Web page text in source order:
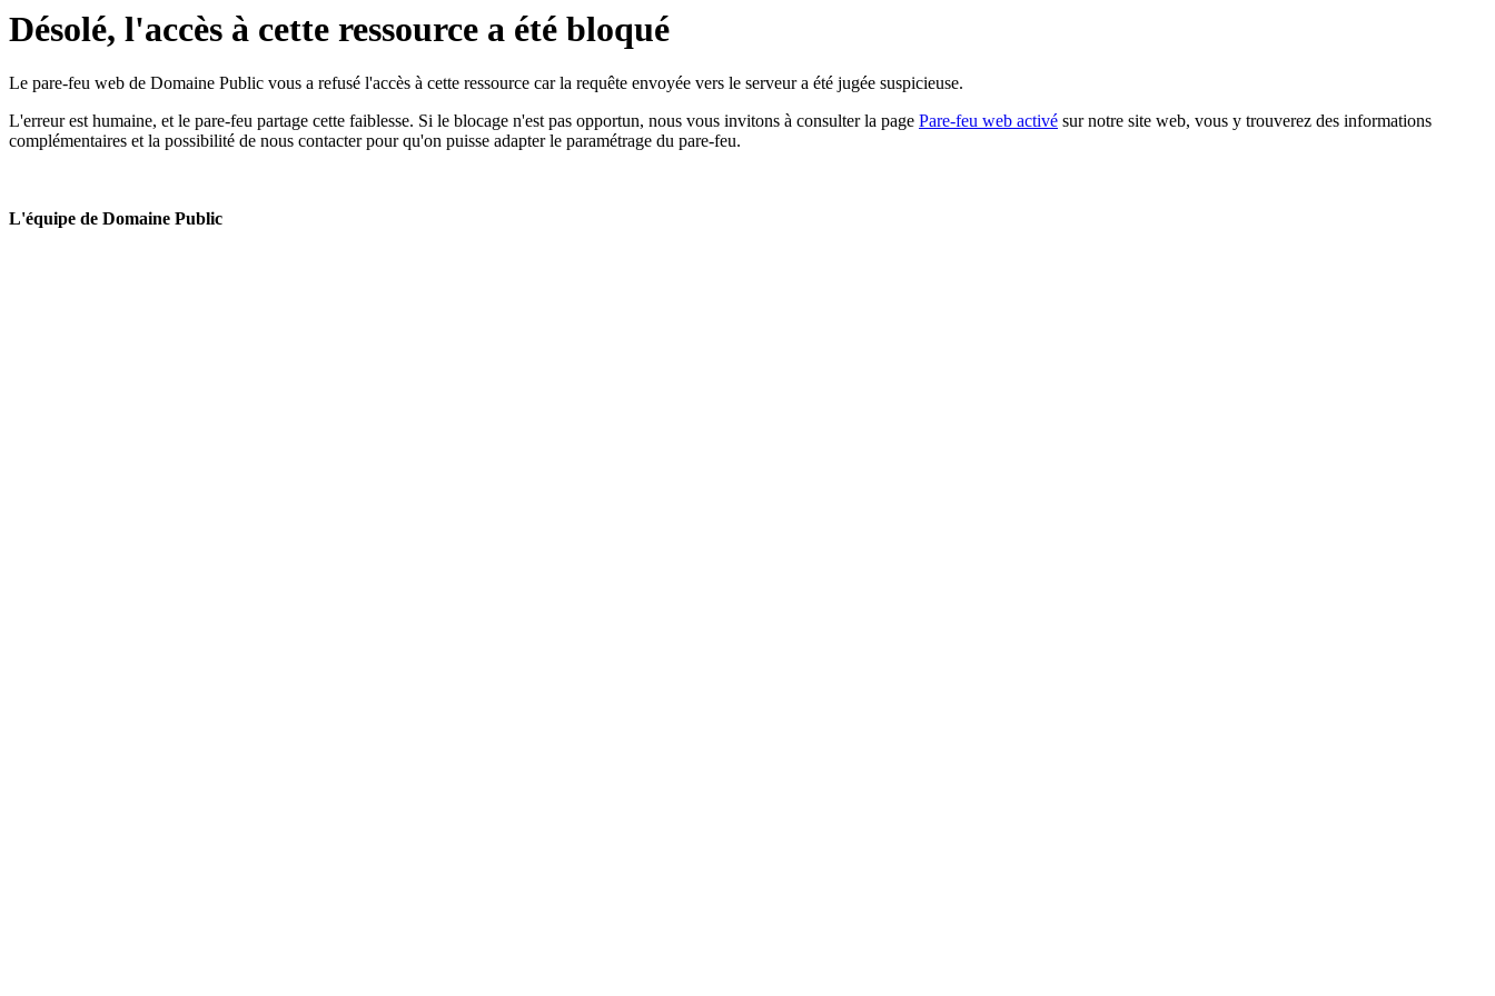
Désolé, l'accès à cette ressource a été bloqué
Le pare-feu web de Domaine Public vous a refusé l'accès à cette ressource car la requête envoyée vers le serveur a été jugée suspicieuse.
L'erreur est humaine, et le pare-feu partage cette faiblesse. Si le blocage n'est pas opportun, nous vous invitons à consulter la page Pare-feu web activé sur notre site web, vous y trouverez des informations
complémentaires et la possibilité de nous contacter pour qu'on puisse adapter le paramétrage du pare-feu.
L'équipe de Domaine Public